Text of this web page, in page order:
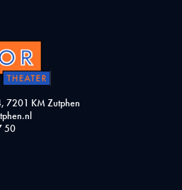
7201 KM Zutphen
50